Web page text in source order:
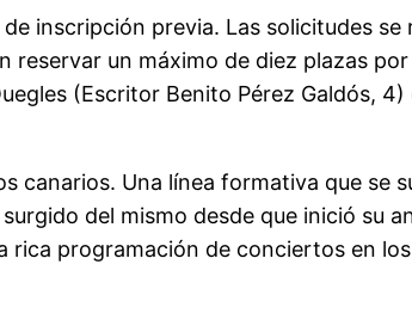
inscripción previa. Las solicitudes se
reservar un máximo de diez plazas
(Escritor Benito Pérez Galdós, 4)
canarios. Una línea formativa que se
del mismo desde que inició su
programación de conciertos en